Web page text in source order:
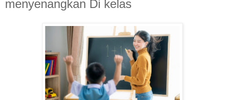
menyenangkan Di kelas